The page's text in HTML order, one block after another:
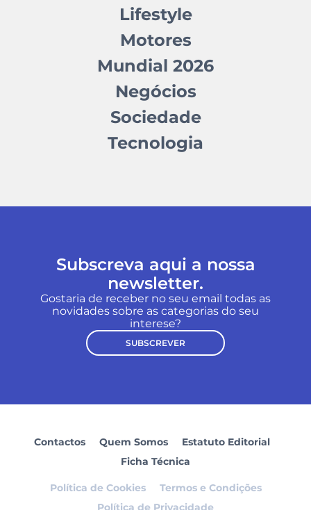
Lifestyle
Motores
Mundial 2026
Negócios
Sociedade
Tecnologia
Subscreva aqui a nossa
newsletter.
Gostaria de receber no seu email todas as
novidades sobre as categorias do seu
interese?
SUBSCREVER
Contactos Quem Somos
Estatuto Editorial
Ficha Técnica
Política de Cookies
Termos e Condições
Política de Privacidade